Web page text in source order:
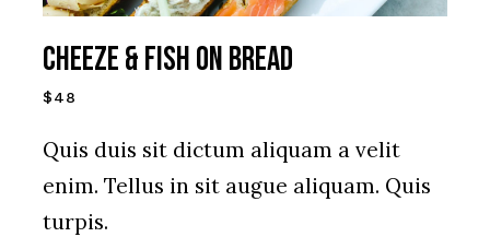
CHEEZE & FISH ON BREAD
$48
Quis duis sit dictum aliquam a velit
enim. Tellus in sit augue aliquam. Quis
turpis.